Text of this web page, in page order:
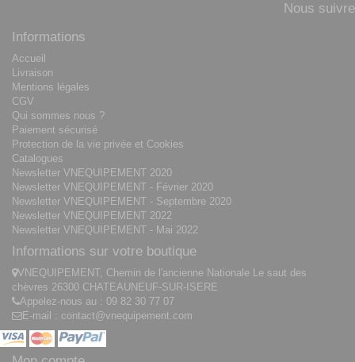
Nous suivre
Informations
Accueil
Livraison
Mentions légales
CGV
Qui sommes nous ?
Paiement sécurisé
Protection de la vie privée et Cookies
Catalogues
Newsletter VNEQUIPEMENT 2020
Newsletter VNEQUIPEMENT - Février 2020
Newsletter VNEQUIPEMENT - Septembre 2020
Newsletter VNEQUIPEMENT 2022
Newsletter VNEQUIPEMENT - Mai 2022
Informations sur votre boutique
VNEQUIPEMENT, Chemin de l'ancienne Nationale Le saut des
chèvres 26300 CHATEAUNEUF-SUR-ISERE
Appelez-nous au : 09 82 30 77 07
E-mail : contact@vnequipement.com